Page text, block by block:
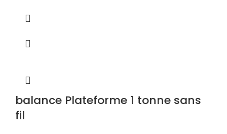
balance Plateforme 1 tonne sans
fil